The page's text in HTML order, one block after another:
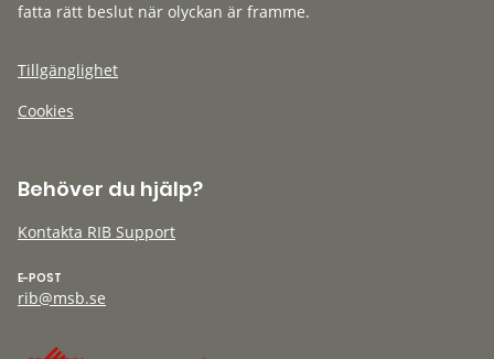
fatta rätt beslut när olyckan är framme.
Tillgänglighet
Cookies
Behöver du hjälp?
Kontakta RIB Support
E-POST
rib@msb.se